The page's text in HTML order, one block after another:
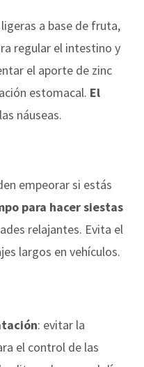
a base de fruta,
regular el intestino y
el aporte de zinc
estomacal. El
náuseas.
empeorar si estás
para hacer siestas
relajantes. Evita el
largos en vehículos.
: evitar la
el control de las